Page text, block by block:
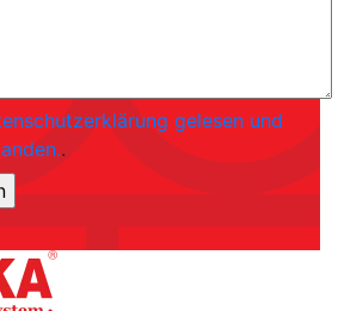
gelesen und
.